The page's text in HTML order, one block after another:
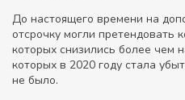
До настоящего времени на
отсрочку могли претендовать
которых снизились более чем
которых в 2020 году стала
не было.